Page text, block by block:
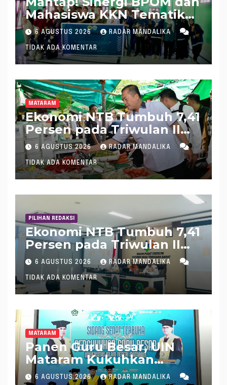
Mahasiswa KKN Tematik
Universitas Mataram
Dampingi UMKM Gula
Merah Kelapa Desa Salut
Menuju Pangan Aman dan
Bersertifikat PIRT
6 AGUSTUS 2026 RADAR MANDALIKA
TIDAK ADA KOMENTAR
MATARAM
Ekonomi NTB Tumbuh 7,41
Persen pada Triwulan II
2026, Tertinggi Kedua
Nasional
6 AGUSTUS 2026 RADAR MANDALIKA
TIDAK ADA KOMENTAR
PILIHAN REDAKSI
Ekonomi NTB Tumbuh 7,41
Persen pada Triwulan II
2026, Tertinggi Kedua
Nasional
6 AGUSTUS 2026 RADAR MANDALIKA
TIDAK ADA KOMENTAR
MATARAM
Panen Guru Besar, UIN
Mataram Kukuhkan
Profesor ke 72 dan 73
6 AGUSTUS 2026 RADAR MANDALIKA